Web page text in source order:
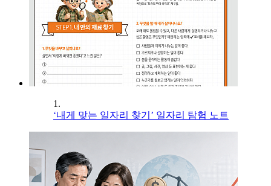
1.
‘내게 맞는 일자리 찾기’ 일자리 탐험 노트